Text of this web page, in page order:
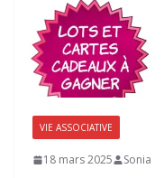
VIE ASSOCIATIVE
18 mars 2025 Sonia